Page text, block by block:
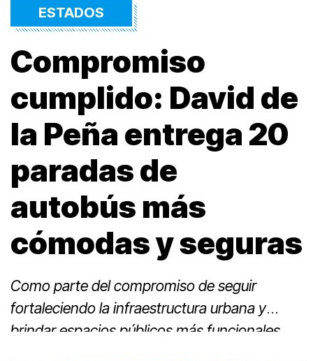
ESTADOS
Compromiso
cumplido: David de
la Peña entrega 20
paradas de
autobús más
cómodas y seguras
Como parte del compromiso de seguir
fortaleciendo la infraestructura urbana y
brindar espacios públicos más funcionales